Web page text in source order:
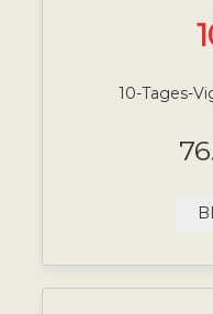
10-Tages-